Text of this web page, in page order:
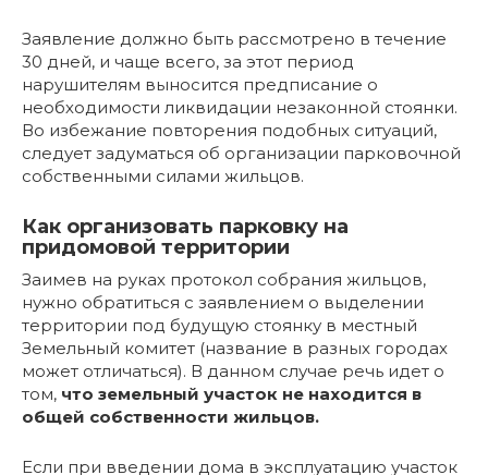
Заявление должно быть рассмотрено в течение
30 дней, и чаще всего, за этот период
нарушителям выносится предписание о
необходимости ликвидации незаконной стоянки.
Во избежание повторения подобных ситуаций,
следует задуматься об организации парковочной
собственными силами жильцов.
Как организовать парковку на
придомовой территории
Заимев на руках протокол собрания жильцов,
нужно обратиться с заявлением о выделении
территории под будущую стоянку в местный
Земельный комитет (название в разных городах
может отличаться). В данном случае речь идет о
том, что земельный участок не находится в
общей собственности жильцов.
Если при введении дома в эксплуатацию участок